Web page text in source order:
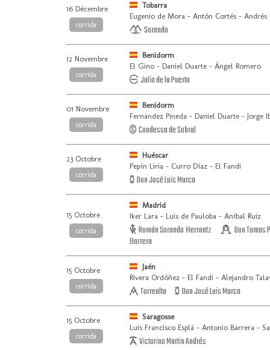
16 Décembre
corrida
Tobarra
Eugenio de Mora - Antón Cortés - Andrés
Sorando
12 Novembre
corrida
Benidorm
El Gino - Daniel Duarte - Ángel Romero
Julio de la Puerta
01 Novembre
corrida
Benidorm
Fernández Pineda - Daniel Duarte - Jorge
Condessa de Sobral
23 Octobre
corrida
Huéscar
Pepín Liria - Curro Díaz - El Fandi
Don José Luis Marca
15 Octobre
corrida
Madrid
Iker Lara - Luis de Pauloba - Aníbal Ruiz
Román Sorando Herrantz
Don Tomas
Barrera
15 Octobre
corrida
Jaén
Rivera Ordóñez - El Fandi - Alejandro
Torrealta Don José Luis Marca
15 Octobre
corrida
Saragosse
Luis Francisco Esplá - Antonio Barrera -
Victorino Martin Andrés